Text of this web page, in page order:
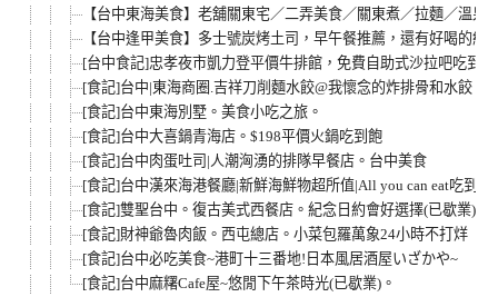
【台中東海美食】老舖關東宅／二弄美食／關東煮／拉麵／溫泉
【台中逢甲美食】多士號炭烤土司，早午餐推薦，還有好喝的紅
[台中食記]忠孝夜市凱力登平價牛排館，免費自助式沙拉吧吃到
[食記]台中|東海商圈.吉祥刀削麵水餃@我懷念的炸排骨和水餃
[食記]台中東海別墅。美食小吃之旅。
[食記]台中大喜鍋青海店。$198平價火鍋吃到飽
[食記]台中肉蛋吐司|人潮洶湧的排隊早餐店。台中美食
[食記]台中漢來海港餐廳|新鮮海鮮物超所值|All you can eat吃到飽
[食記]雙聖台中。復古美式西餐店。紀念日約會好選擇(已歇業)。
[食記]財神爺魯肉飯。西屯總店。小菜包羅萬象24小時不打烊
[食記]台中必吃美食~港町十三番地!日本風居酒屋いざかや~
[食記]台中麻糬Cafe屋~悠閒下午茶時光(已歇業)。